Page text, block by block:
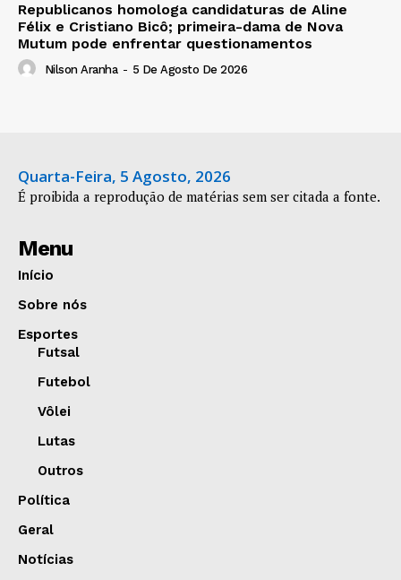
Republicanos homologa candidaturas de Aline
Félix e Cristiano Bicô; primeira-dama de Nova
Mutum pode enfrentar questionamentos
Nilson Aranha - 5 De Agosto De 2026
Quarta-Feira, 5 Agosto, 2026
É proibida a reprodução de matérias sem ser citada a fonte.
Menu
Início
Sobre nós
Esportes
Futsal
Futebol
Vôlei
Lutas
Outros
Política
Geral
Notícias